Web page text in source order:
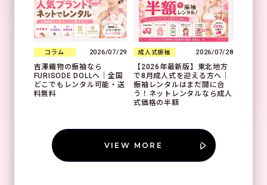
コラム 2026/07/29
吉澤織物の振袖なら
FURISODE DOLLへ｜全国
どこでもレンタル可能・送
料無料
成人式振袖 2026/07/28
【2026年最新版】東北地方
で8月成人式を迎える方へ｜
振袖レンタルはまだ間に合
う！ネットレンタルなら成人
式価格の半額
VIEW MORE